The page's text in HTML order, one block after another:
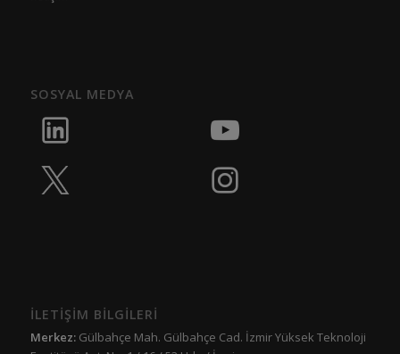
SOSYAL MEDYA
İLETİŞİM BİLGİLERİ
Merkez:Gülbahçe Mah. Gülbahçe Cad. İzmir Yüksek Teknoloji